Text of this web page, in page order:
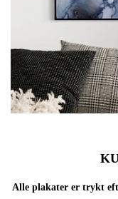
Alle plakater er trykt